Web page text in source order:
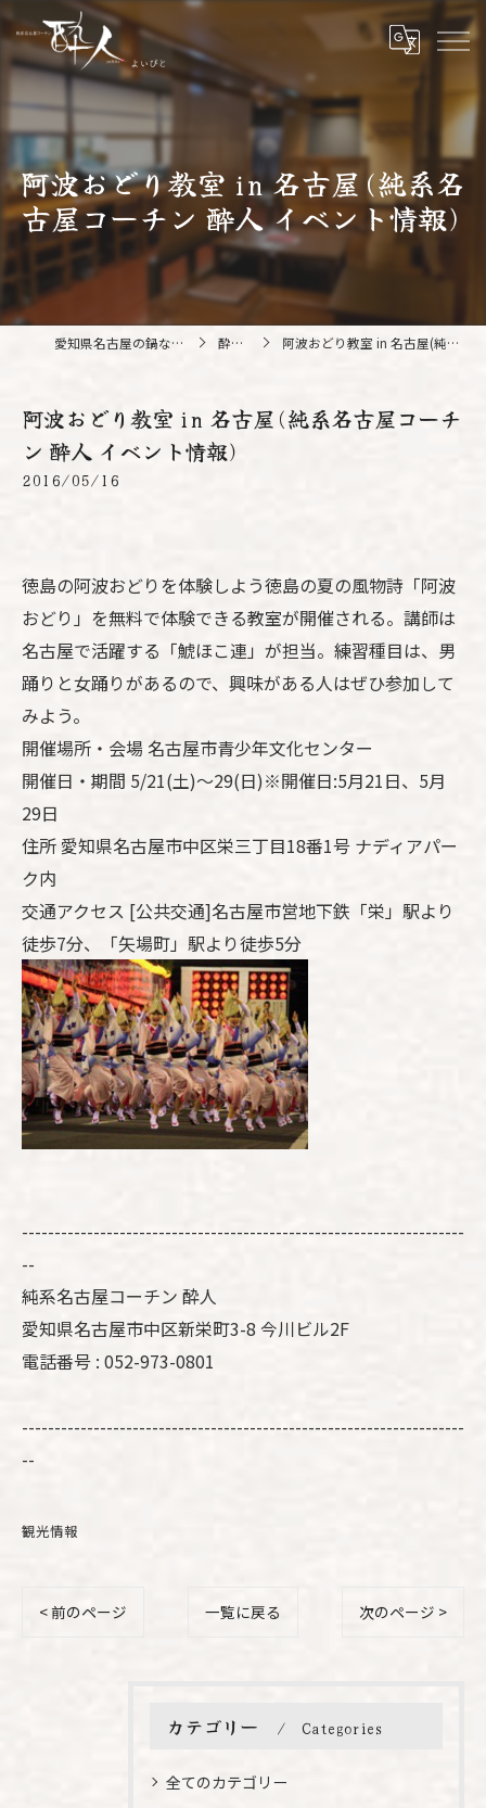
阿波おどり教室 in 名古屋(純系名
古屋コーチン 酔人 イベント情報)
愛知県名古屋の鍋なら純系名古屋コーチン 酔人 酔人ブログ 阿波おどり教室 in 名古屋(純系名古屋コーチン 酔人 イベント情報)
阿波おどり教室 in 名古屋(純系名古屋コーチ
ン 酔人 イベント情報)
2016/05/16
徳島の阿波おどりを体験しよう徳島の夏の風物詩「阿波
おどり」を無料で体験できる教室が開催される。講師は
名古屋で活躍する「鯱ほこ連」が担当。練習種目は、男
踊りと女踊りがあるので、興味がある人はぜひ参加して
みよう。
開催場所・会場 名古屋市青少年文化センター
開催日・期間 5/21(土)～29(日)※開催日:5月21日、5月
29日
住所 愛知県名古屋市中区栄三丁目18番1号 ナディアパー
ク内
交通アクセス [公共交通]名古屋市営地下鉄「栄」駅より
徒歩7分、「矢場町」駅より徒歩5分
--------------------------------------------------------------------
--
純系名古屋コーチン 酔人
愛知県名古屋市中区新栄町3-8 今川ビル2F
電話番号 : 052-973-0801
--------------------------------------------------------------------
--
観光情報
< 前のページ 一覧に戻る 次のページ >
カテゴリー Categories
全てのカテゴリー